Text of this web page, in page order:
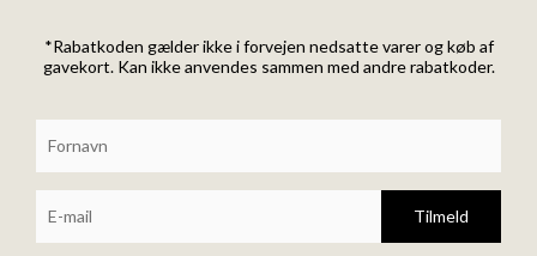
*Rabatkoden gælder ikke i forvejen nedsatte varer og køb af
gavekort. Kan ikke anvendes sammen med andre rabatkoder.
Tilmeld